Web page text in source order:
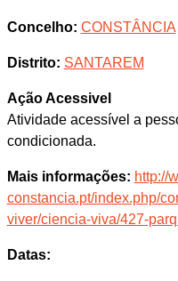
Concelho: CONSTÂNCIA
Distrito: SANTAREM
Ação Acessivel
Atividade acessível a
condicionada.
Mais informações: http://
constancia.pt/index.php/
viver/ciencia-viva/427-
Datas: